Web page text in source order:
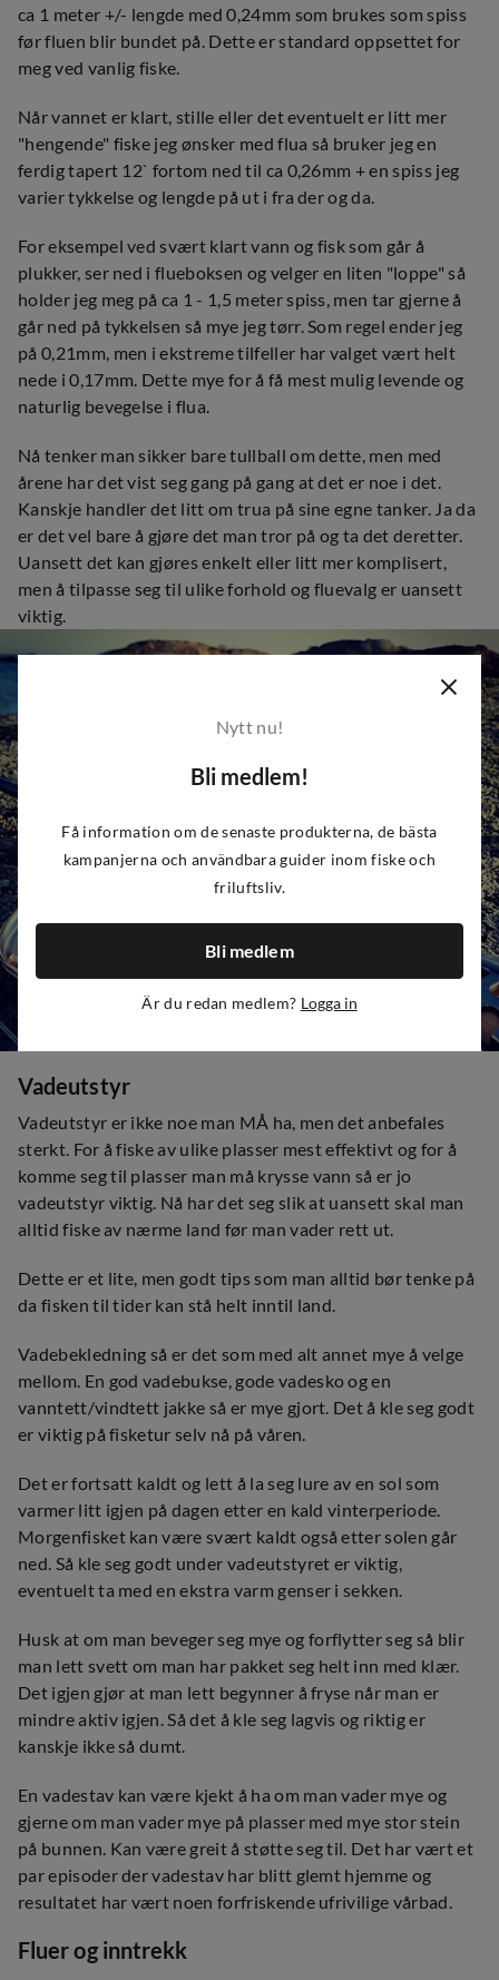
ca 1 meter +/- lengde med 0,24mm som brukes som spiss
før fluen blir bundet på. Dette er standard oppsettet for
meg ved vanlig fiske.
Når vannet er klart, stille eller det eventuelt er litt mer
"hengende" fiske jeg ønsker med flua så bruker jeg en
ferdig tapert 12` fortom ned til ca 0,26mm + en spiss jeg
varier tykkelse og lengde på ut i fra der og da.
For eksempel ved svært klart vann og fisk som går å
plukker, ser ned i flueboksen og velger en liten "loppe" så
holder jeg meg på ca 1 - 1,5 meter spiss, men tar gjerne å
går ned på tykkelsen så mye jeg tørr. Som regel ender jeg
på 0,21mm, men i ekstreme tilfeller har valget vært helt
nede i 0,17mm. Dette mye for å få mest mulig levende og
naturlig bevegelse i flua.
Nå tenker man sikker bare tullball om dette, men med
årene har det vist seg gang på gang at det er noe i det.
Kanskje handler det litt om trua på sine egne tanker. Ja da
er det vel bare å gjøre det man tror på og ta det deretter.
Uansett det kan gjøres enkelt eller litt mer komplisert,
men å tilpasse seg til ulike forhold og fluevalg er uansett
viktig.
Vadeutstyr
Vadeutstyr er ikke noe man MÅ ha, men det anbefales
sterkt. For å fiske av ulike plasser mest effektivt og for å
komme seg til plasser man må krysse vann så er jo
vadeutstyr viktig. Nå har det seg slik at uansett skal man
alltid fiske av nærme land før man vader rett ut.
Dette er et lite, men godt tips som man alltid bør tenke på
da fisken til tider kan stå helt inntil land.
Vadebekledning så er det som med alt annet mye å velge
mellom. En god vadebukse, gode vadesko og en
vanntett/vindtett jakke så er mye gjort. Det å kle seg godt
er viktig på fisketur selv nå på våren.
Det er fortsatt kaldt og lett å la seg lure av en sol som
varmer litt igjen på dagen etter en kald vinterperiode.
Morgenfisket kan være svært kaldt også etter solen går
ned. Så kle seg godt under vadeutstyret er viktig,
eventuelt ta med en ekstra varm genser i sekken.
Husk at om man beveger seg mye og forflytter seg så blir
man lett svett om man har pakket seg helt inn med klær.
Det igjen gjør at man lett begynner å fryse når man er
mindre aktiv igjen. Så det å kle seg lagvis og riktig er
kanskje ikke så dumt.
En vadestav kan være kjekt å ha om man vader mye og
gjerne om man vader mye på plasser med mye stor stein
på bunnen. Kan være greit å støtte seg til. Det har vært et
par episoder der vadestav har blitt glemt hjemme og
resultatet har vært noen forfriskende ufrivilige vårbad.
Fluer og inntrekk
Nytt nu!
Bli medlem!
Få information om de senaste produkterna, de bästa
kampanjerna och användbara guider inom fiske och
friluftsliv.
Bli medlem
Är du redan medlem? Logga in